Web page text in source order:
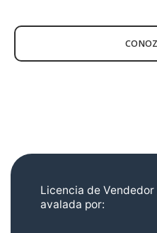
Licencia de
avalada por: